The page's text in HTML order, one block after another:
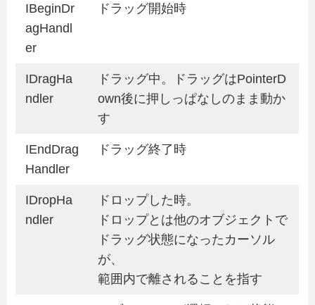
IBeginDr
agHandl
er
ドラッグ開始時
IDragHa
ndler
ドラッグ中。ドラッグはPointerD
own後に押しっぱなしのまま動か
す
IEndDrag
Handler
ドラッグ終了時
IDropHa
ndler
ドロップした時。
ドロップとは他のオブジェクトで
ドラッグ状態になったカーソル
が、
範囲内で離されることを指す